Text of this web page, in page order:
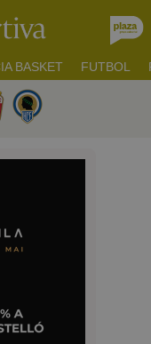
BASKET FUTBOL